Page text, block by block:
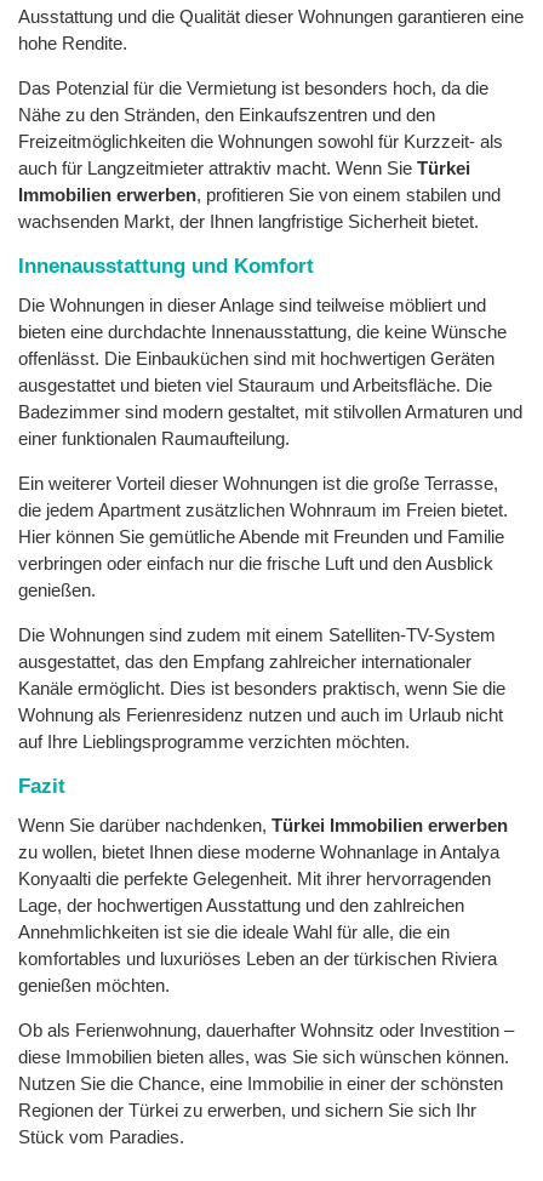
Ausstattung und die Qualität dieser Wohnungen garantieren eine
hohe Rendite.
Das Potenzial für die Vermietung ist besonders hoch, da die
Nähe zu den Stränden, den Einkaufszentren und den
Freizeitmöglichkeiten die Wohnungen sowohl für Kurzzeit- als
auch für Langzeitmieter attraktiv macht. Wenn Sie Türkei
Immobilien erwerben, profitieren Sie von einem stabilen und
wachsenden Markt, der Ihnen langfristige Sicherheit bietet.
Innenausstattung und Komfort
Die Wohnungen in dieser Anlage sind teilweise möbliert und
bieten eine durchdachte Innenausstattung, die keine Wünsche
offenlässt. Die Einbauküchen sind mit hochwertigen Geräten
ausgestattet und bieten viel Stauraum und Arbeitsfläche. Die
Badezimmer sind modern gestaltet, mit stilvollen Armaturen und
einer funktionalen Raumaufteilung.
Ein weiterer Vorteil dieser Wohnungen ist die große Terrasse,
die jedem Apartment zusätzlichen Wohnraum im Freien bietet.
Hier können Sie gemütliche Abende mit Freunden und Familie
verbringen oder einfach nur die frische Luft und den Ausblick
genießen.
Die Wohnungen sind zudem mit einem Satelliten-TV-System
ausgestattet, das den Empfang zahlreicher internationaler
Kanäle ermöglicht. Dies ist besonders praktisch, wenn Sie die
Wohnung als Ferienresidenz nutzen und auch im Urlaub nicht
auf Ihre Lieblingsprogramme verzichten möchten.
Fazit
Wenn Sie darüber nachdenken, Türkei Immobilien erwerben
zu wollen, bietet Ihnen diese moderne Wohnanlage in Antalya
Konyaalti die perfekte Gelegenheit. Mit ihrer hervorragenden
Lage, der hochwertigen Ausstattung und den zahlreichen
Annehmlichkeiten ist sie die ideale Wahl für alle, die ein
komfortables und luxuriöses Leben an der türkischen Riviera
genießen möchten.
Ob als Ferienwohnung, dauerhafter Wohnsitz oder Investition –
diese Immobilien bieten alles, was Sie sich wünschen können.
Nutzen Sie die Chance, eine Immobilie in einer der schönsten
Regionen der Türkei zu erwerben, und sichern Sie sich Ihr
Stück vom Paradies.